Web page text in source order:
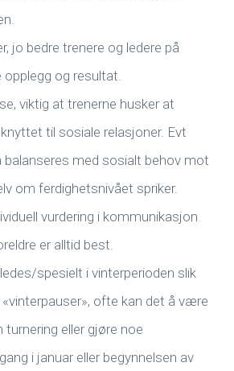
jo bedre trenere og ledere på
opplegg og resultat.
viktig at trenerne husker at
til sosiale relasjoner. Evt
balanseres med sosialt behov mot
om ferdighetsnivået spriker.
vurdering i kommunikasjon
er alltid best.
spesielt i vinterperioden slik
ofte kan det å være
turnering eller gjøre noe
i januar eller begynnelsen av